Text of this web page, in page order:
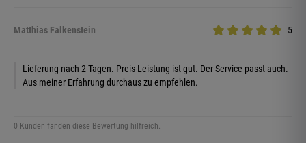
Matthias Falkenstein 5
Lieferung nach 2 Tagen. Preis-Leistung ist gut. Der Service passt auch.
Aus meiner Erfahrung durchaus zu empfehlen.
0 Kunden fanden diese Bewertung hilfreich.